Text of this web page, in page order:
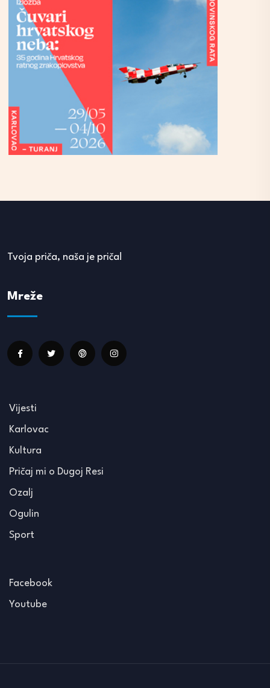
Tvoja priča, naša je priča!
Mreže
Vijesti
Karlovac
Kultura
Pričaj mi o Dugoj Resi
Ozalj
Ogulin
Sport
Facebook
Youtube